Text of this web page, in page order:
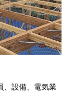
、設備、電気業